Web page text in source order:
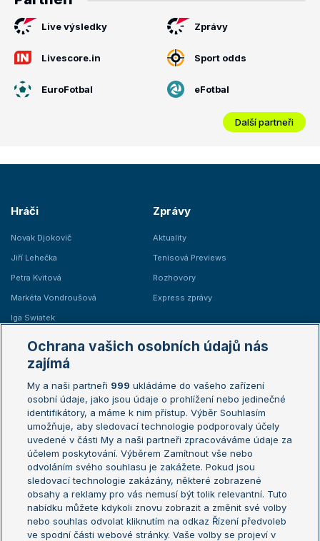
Live výsledky Zprávy
Livescore.in Sport odds
EuroFotbal eFotbal
Další partneři
Hráči
Novak Djokovič
Jiří Lehečka
Petra Kvitová
Markéta Vondroušová
Iga Swiatek
Zprávy
Aktuality
Tenisová Previews
Rozhovory
Express zprávy
Žebříčky
Žebříček ATP (muži)
Žebříček WTA (ženy)
Sázkařský žebříček
Australian Open
French Open
Wimbledon
US Open
Turnaj mistrů
Turnaj mistryň
Aktualní trendy
Fotbalové přestupy
Ochrana vašich osobních údajů nás
zajímá
My a naši partneři 999 ukládáme do vašeho zařízení
osobní údaje, jako jsou údaje o prohlížení nebo jedinečné
identifikátory, a máme k nim přístup. Výběr Souhlasím
umožňuje, aby sledovací technologie podporovaly účely
uvedené v části My a naši partneři zpracováváme údaje za
účelem poskytování. Výběrem Zamítnout vše nebo
odvoláním svého souhlasu je zakážete. Pokud jsou
sledovací technologie zakázány, některé zobrazené
obsahy a reklamy pro vás nemusí být tolik relevantní. Tuto
nabídku můžete kdykoli znovu zobrazit a změnit své volby
nebo souhlas odvolat kliknutím na odkaz Řízení předvoleb
ve spodní části webové stránky. Vaše volby se projeví v